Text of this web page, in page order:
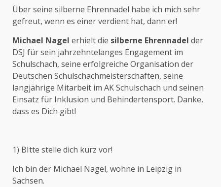
Über seine silberne Ehrennadel habe ich mich sehr
gefreut, wenn es einer verdient hat, dann er!
Michael Nagel erhielt die silberne Ehrennadel der
DSJ für sein jahrzehntelanges Engagement im
Schulschach, seine erfolgreiche Organisation der
Deutschen Schulschachmeisterschaften, seine
langjährige Mitarbeit im AK Schulschach und seinen
Einsatz für Inklusion und Behindertensport. Danke,
dass es Dich gibt!
1) BItte stelle dich kurz vor!
Ich bin der Michael Nagel, wohne in Leipzig in
Sachsen.